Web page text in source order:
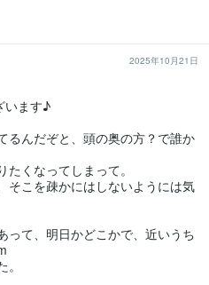
2025年10月21日
います♪
るんだぞと、頭の奥の方？で誰か
くなってしまって。
そこを疎かにはしないようには気
って、明日かどこかで、近いうち